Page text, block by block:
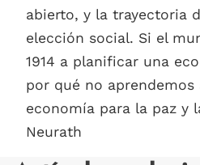
abierto, y la trayectoria
elección social. Si el
1914 a planificar una
por qué no
economía para la paz y
Neurath